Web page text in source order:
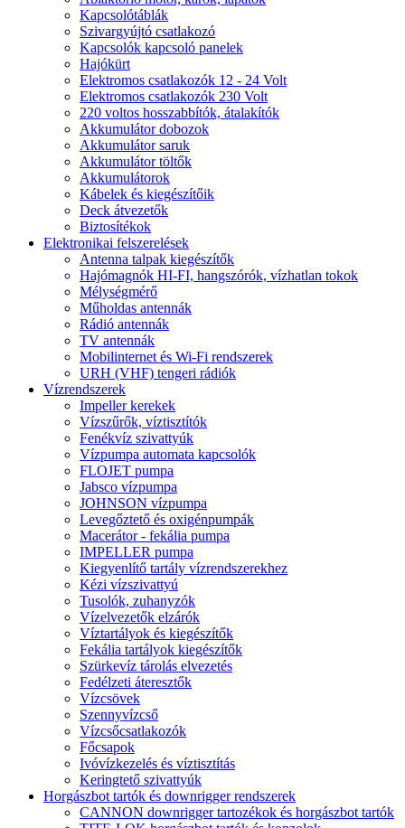
Kapcsolótáblák
Szivargyújtó csatlakozó
Kapcsolók kapcsoló panelek
Hajókürt
Elektromos csatlakozók 12 - 24 Volt
Elektromos csatlakozók 230 Volt
220 voltos hosszabbítók, átalakítók
Akkumulátor dobozok
Akkumulátor saruk
Akkumulátor töltők
Akkumulátorok
Kábelek és kiegészítőik
Deck átvezetők
Biztosítékok
Elektronikai felszerelések
Antenna talpak kiegészítők
Hajómagnók HI-FI, hangszórók, vízhatlan tokok
Mélységmérő
Műholdas antennák
Rádió antennák
TV antennák
Mobilinternet és Wi-Fi rendszerek
URH (VHF) tengeri rádiók
Vízrendszerek
Impeller kerekek
Vízszűrők, víztisztítók
Fenékvíz szivattyúk
Vízpumpa automata kapcsolók
FLOJET pumpa
Jabsco vízpumpa
JOHNSON vízpumpa
Levegőztető és oxigénpumpák
Macerátor - fekália pumpa
IMPELLER pumpa
Kiegyenlítő tartály vízrendszerekhez
Kézi vízszivattyú
Tusolók, zuhanyzók
Vízelvezetők elzárók
Víztartályok és kiegészítők
Fekália tartályok kiegészítők
Szürkevíz tárolás elvezetés
Fedélzeti áteresztők
Vízcsövek
Szennyvízcső
Vízcsőcsatlakozók
Főcsapok
Ivóvízkezelés és víztisztítás
Keringtető szivattyúk
Horgászbot tartók és downrigger rendszerek
CANNON downrigger tartozékok és horgászbot tartók